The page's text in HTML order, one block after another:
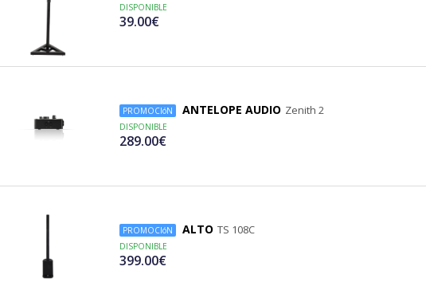
DISPONIBLE
39.00€
PROMOCIóN ANTELOPE AUDIO Zenith 2
DISPONIBLE
289.00€
PROMOCIóN ALTO TS 108C
DISPONIBLE
399.00€